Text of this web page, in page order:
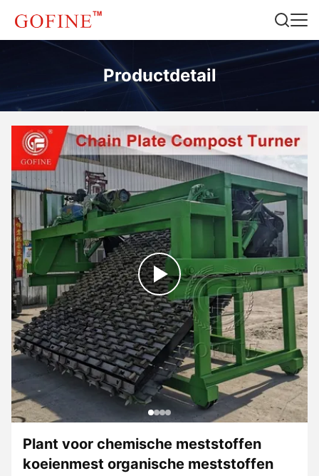
Productdetail
Plant voor chemische meststoffen
koeienmest organische meststoffen